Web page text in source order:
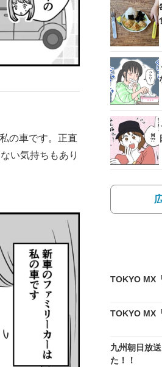
の車です。正直
い気持ちもあり
TOKYO MX
TOKYO MX
九州朝日放
た！！